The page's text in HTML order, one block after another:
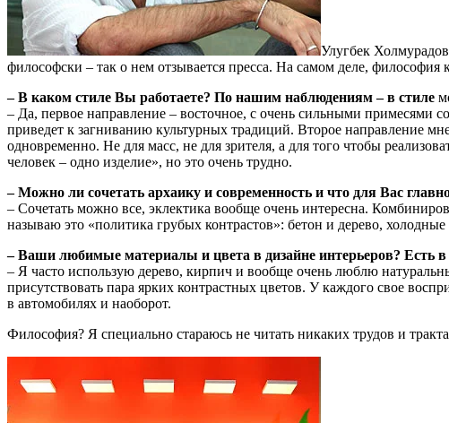
Улугбек
философски – так о нем отзывается пресса. На самом деле, философия
– В каком стиле Вы работаете? По нашим наблюдениям – в стиле
– Да, первое направление – восточное, с очень сильными примесями
приведет к загниванию культурных традиций. Второе направление
одновременно. Не для масс, не для зрителя, а для того чтобы
человек – одно изделие», но это очень трудно.
– Можно ли сочетать архаику и современность и что для Вас
– Сочетать можно все, эклектика вообще очень интересна.
называю это «политика грубых контрастов»: бетон и дерево, холодные
– Ваши любимые материалы и цвета в дизайне интерьеров? Есть
– Я часто использую дерево, кирпич и вообще очень люблю
присутствовать пара ярких контрастных цветов. У каждого свое
в автомобилях и наоборот.
Философия? Я специально стараюсь не читать никаких трудов и